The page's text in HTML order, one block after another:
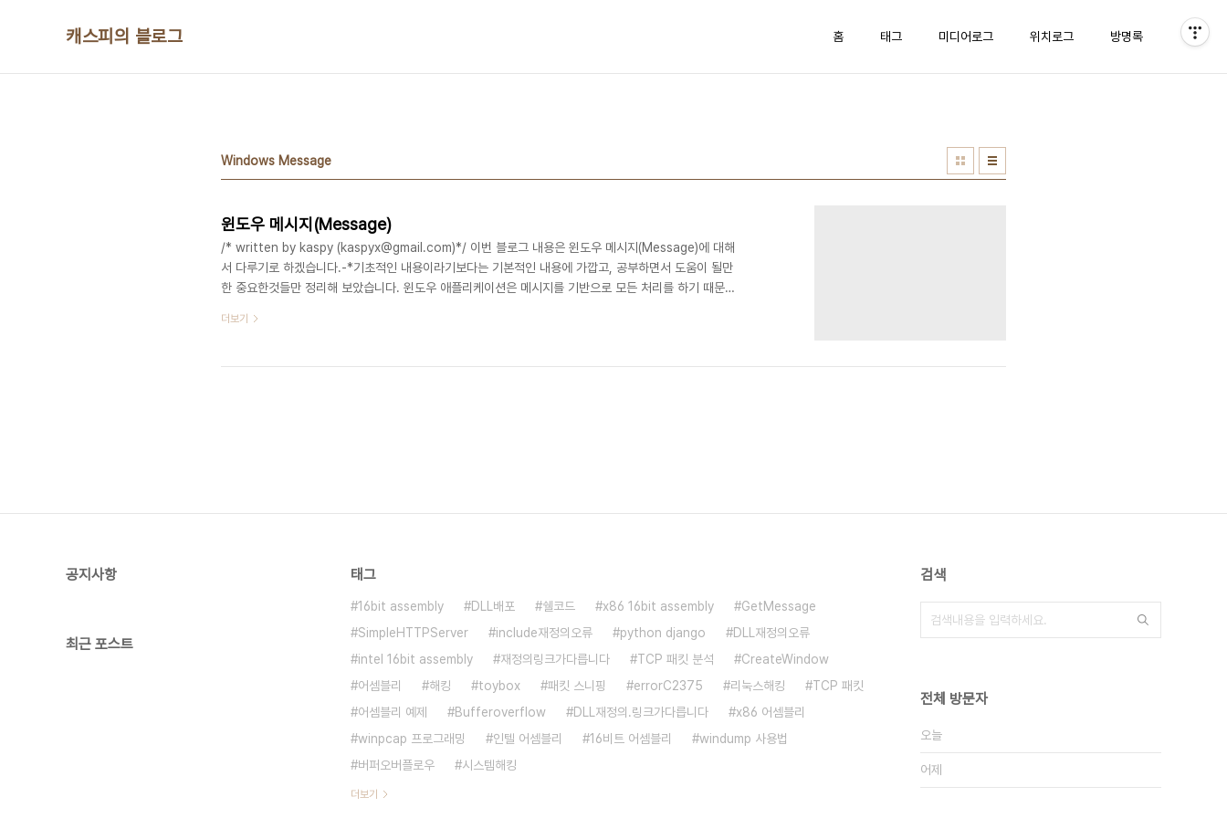
캐스피의 블로그 홈 태그 미디어로그 위치로그 방명록
Windows Message
윈도우 메시지(Message)
/* written by kaspy (kaspyx@gmail.com)*/ 이번 블로그 내용은 윈도우 메시지(Message)에 대해
서 다루기로 하겠습니다.-*기초적인 내용이라기보다는 기본적인 내용에 가깝고, 공부하면서 도움이 될만
한 중요한것들만 정리해 보았습니다. 윈도우 애플리케이션은 메시지를 기반으로 모든 처리를 하기 때문에,
은 MSG 구조체 형태를 사용하여 메시지를 단시간에 처리한다. 메시지 루프라는 반복 구조를 사용하여 큐
메시지 큐에 작업이 쌓였는데, 시간이 오래 걸리는 하나의 작업이 큐에 잡혀버..
더보기
공지사항
최근 포스트
태그
16bit assembly DLL배포 쉘코드 x86 16bit assembly
GetMessage
SimpleHTTPServer
include재정의오류 python django
DLL재정의오류
intel 16bit assembly
재정의링크가다릅니다 TCP 패킷 분석
CreateWindow
어셈블리
해킹 toybox 패킷 스니핑 errorC2375 리눅스해킹
TCP 패킷
어셈블리 예제
Bufferoverflow DLL재정의.링크가다릅니다
x86 어셈블리
winpcap 프로그래밍
인텔 어셈블리 16비트 어셈블리
windump 사용법
버퍼오버플로우
시스템해킹
더보기
검색
전체 방문자
오늘
어제